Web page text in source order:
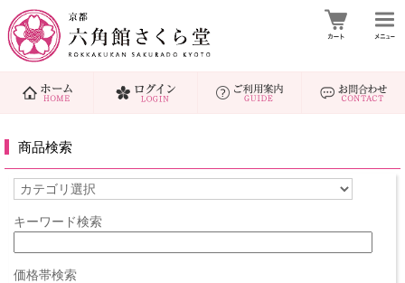
商品検索
キーワード検索
価格帯検索